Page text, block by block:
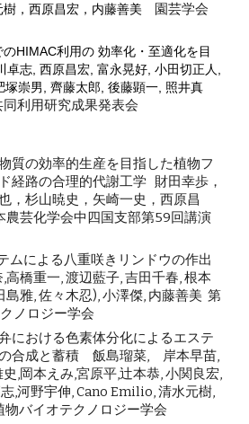
樹 ，西原昌宏 ， 内藤善美 園芸学会
HIMAC利用の 効率化・至適化を目
卓志, 西原昌宏, 富永晃好, 小田切正人,
塚崇男, 齊藤太郎, 後藤顕一, 照井真
利用研究成果発表会
質の効率的生産を目指した植物フ
経路の合理的代謝工学 財田幸歩 ，
，杉山暁史 ， 矢崎一史 ，西原昌
芸化学会中四国支部第59回講演
ムによる八重咲きリンドウの作出
高橋重一, 渡辺藍子, 吉田千春, 根本
島雅, 佐々木忍), 小澤傑, 内藤善美 第
ノロジー学会
における色素体分化によるエステ
合成と蓄積 飯島瑠菜, 岸本早苗,
,岡本えみ,宮原平,辻本恭, 小関良宏,
,河野宇伸, Cano Emilio, 清水元樹,
バイオテクノロジー学会